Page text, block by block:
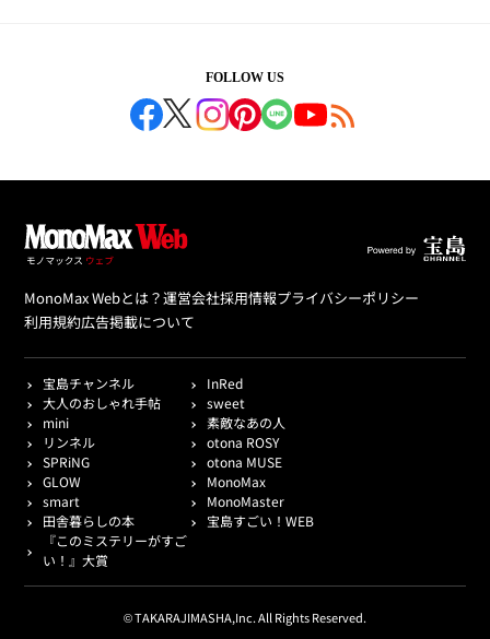
FOLLOW US
MonoMax Webとは？運営会社採用情報プライバシーポリシー
利用規約広告掲載について
宝島チャンネル
InRed
大人のおしゃれ手帖
sweet
mini
素敵なあの人
リンネル
otona ROSY
SPRiNG
otona MUSE
GLOW
MonoMax
smart
MonoMaster
田舎暮らしの本
宝島すごい！WEB
『このミステリーがすご
い！』大賞
© TAKARAJIMASHA,Inc. All Rights Reserved.